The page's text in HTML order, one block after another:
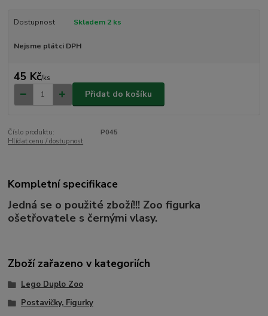
Dostupnost Skladem 2 ks
Nejsme plátci DPH
45 Kč/ks
Přidat do košíku
Číslo produktu:
P045
Hlídat cenu / dostupnost
Kompletní specifikace
Jedná se o použité zboží!!! Zoo figurka
ošetřovatele s černými vlasy.
Zboží zařazeno v kategoriích
Lego Duplo Zoo
Postavičky, Figurky